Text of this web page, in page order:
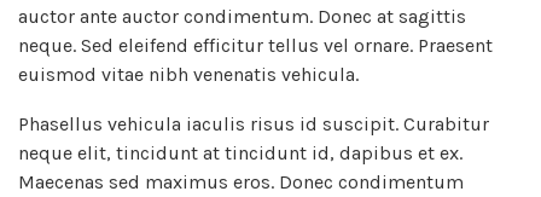
auctor ante auctor condimentum. Donec at sagittis
neque. Sed eleifend efficitur tellus vel ornare. Praesent
euismod vitae nibh venenatis vehicula.
Phasellus vehicula iaculis risus id suscipit. Curabitur
neque elit, tincidunt at tincidunt id, dapibus et ex.
Maecenas sed maximus eros. Donec condimentum